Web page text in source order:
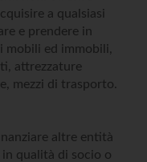
a qualsiasi
e prendere in
mobili ed immobili,
attrezzature
mezzi di trasporto.
altre entità
qualità di socio o